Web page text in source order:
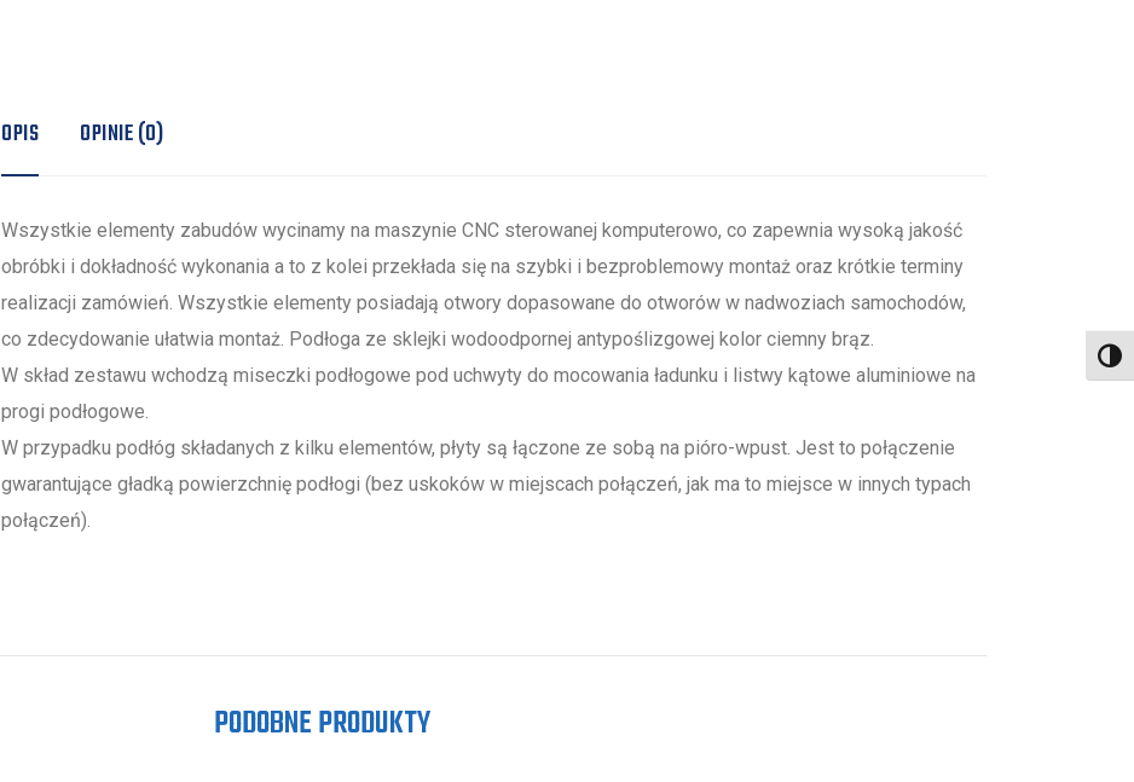
OPIS OPINIE (0)
Wszystkie elementy zabudów wycinamy na maszynie CNC sterowanej komputerowo, co zapewnia wysoką jakość
obróbki i dokładność wykonania a to z kolei przekłada się na szybki i bezproblemowy montaż oraz krótkie terminy
realizacji zamówień. Wszystkie elementy posiadają otwory dopasowane do otworów w nadwoziach samochodów,
co zdecydowanie ułatwia montaż. Podłoga ze sklejki wodoodpornej antypoślizgowej kolor ciemny brąz.
W skład zestawu wchodzą miseczki podłogowe pod uchwyty do mocowania ładunku i listwy kątowe aluminiowe na
progi podłogowe.
W przypadku podłóg składanych z kilku elementów, płyty są łączone ze sobą na pióro-wpust. Jest to połączenie
gwarantujące gładką powierzchnię podłogi (bez uskoków w miejscach połączeń, jak ma to miejsce w innych typach
połączeń).
PODOBNE PRODUKTY